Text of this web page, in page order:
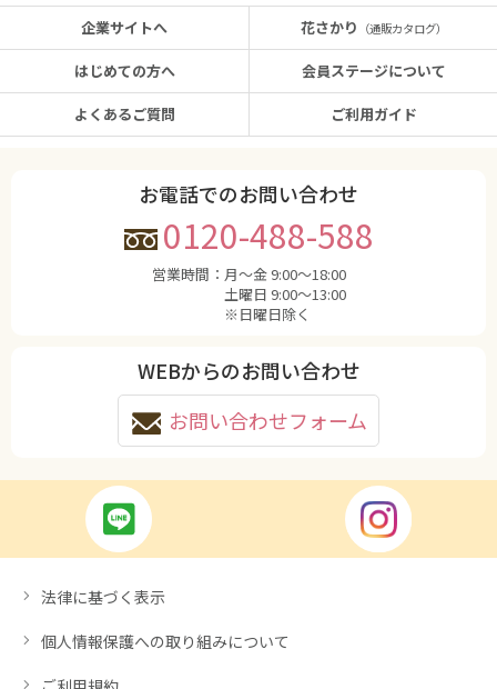
企業サイトへ
はじめての方へ
よくあるご質問
花さかり （通販カタログ）
会員ステージについて
ご利用ガイド
お電話でのお問い合わせ
0120-488-588
営業時間： 月〜金 9:00〜18:00
土曜日 9:00〜13:00
※日曜日除く
WEBからのお問い合わせ
お問い合わせフォーム
法律に基づく表示
個人情報保護への取り組みについて